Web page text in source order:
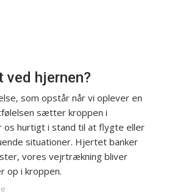
ved hjernen?
som opstår når vi oplever en
sætter kroppen i
os hurtigt i stand til at flygte eller
situationer. Hjertet banker
vores vejrtrækning bliver
op i kroppen.